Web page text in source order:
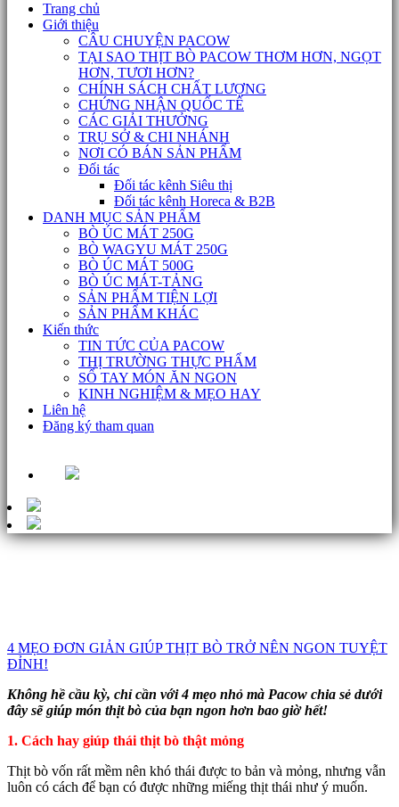
Trang chủ
Giới thiệu
CÂU CHUYỆN PACOW
TẠI SAO THỊT BÒ PACOW THƠM HƠN, NGỌT
HƠN, TƯƠI HƠN?
CHÍNH SÁCH CHẤT LƯỢNG
CHỨNG NHẬN QUỐC TẾ
CÁC GIẢI THƯỞNG
TRỤ SỞ & CHI NHÁNH
NƠI CÓ BÁN SẢN PHẨM
Đối tác
Đối tác kênh Siêu thị
Đối tác kênh Horeca & B2B
DANH MỤC SẢN PHẨM
BÒ ÚC MÁT 250G
BÒ WAGYU MÁT 250G
BÒ ÚC MÁT 500G
BÒ ÚC MÁT-TẢNG
SẢN PHẨM TIỆN LỢI
SẢN PHẨM KHÁC
Kiến thức
TIN TỨC CỦA PACOW
THỊ TRƯỜNG THỰC PHẨM
SỔ TAY MÓN ĂN NGON
KINH NGHIỆM & MẸO HAY
Liên hệ
Đăng ký tham quan
4 MẸO ĐƠN GIẢN GIÚP THỊT BÒ TRỞ NÊN NGON TUYỆT
ĐỈNH!
Không hề cầu kỳ, chỉ cần với 4 mẹo nhỏ mà Pacow chia sẻ dưới
đây sẽ giúp món thịt bò của bạn ngon hơn bao giờ hết!
1. Cách hay giúp thái thịt bò thật mỏng
Thịt bò vốn rất mềm nên khó thái được to bản và mỏng, nhưng vẫn
luôn có cách để bạn có được những miếng thịt thái như ý muốn.